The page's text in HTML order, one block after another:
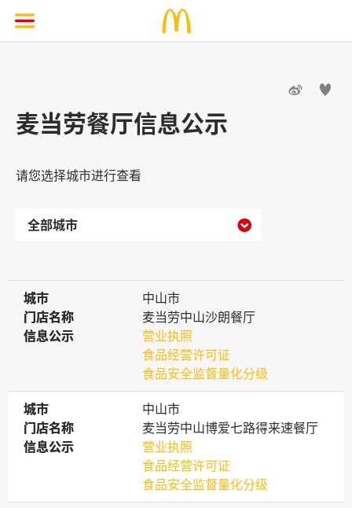
 
麦当劳餐厅信息公示
请您选择城市进行查看

城市
城市
中山市
门店名称
门店名称
麦当劳中山沙朗餐厅
信息公示
信息公示
营业执照
食品经营许可证
食品安全监督量化分级
城市
城市
中山市
门店名称
门店名称
麦当劳中山博爱七路得来速餐厅
信息公示
信息公示
营业执照
食品经营许可证
食品安全监督量化分级